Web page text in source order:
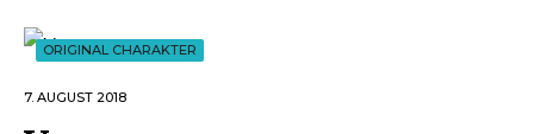
ORIGINAL CHARAKTER
7. AUGUST 2018